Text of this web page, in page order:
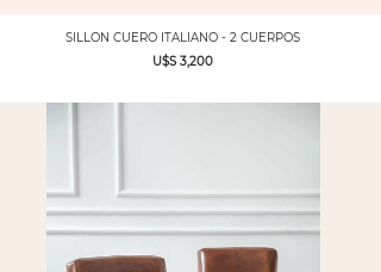
SILLON CUERO ITALIANO - 2 CUERPOS
U$S 3,200